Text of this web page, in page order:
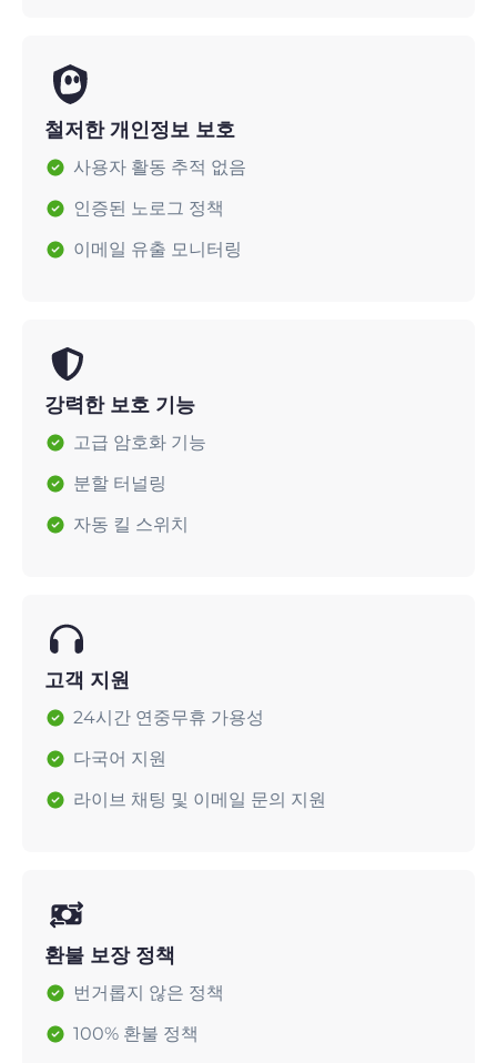
철저한 개인정보 보호
사용자 활동 추적 없음
인증된 노로그 정책
이메일 유출 모니터링
강력한 보호 기능
고급 암호화 기능
분할 터널링
자동 킬 스위치
고객 지원
24시간 연중무휴 가용성
다국어 지원
라이브 채팅 및 이메일 문의 지원
환불 보장 정책
번거롭지 않은 정책
100% 환불 정책